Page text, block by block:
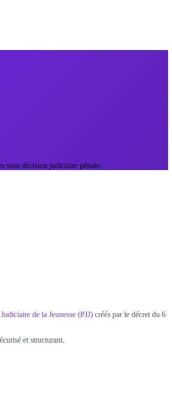
sous décision judiciaire pénale.
de la Jeunesse (PJJ) créés par le décret du 6
et structurant.